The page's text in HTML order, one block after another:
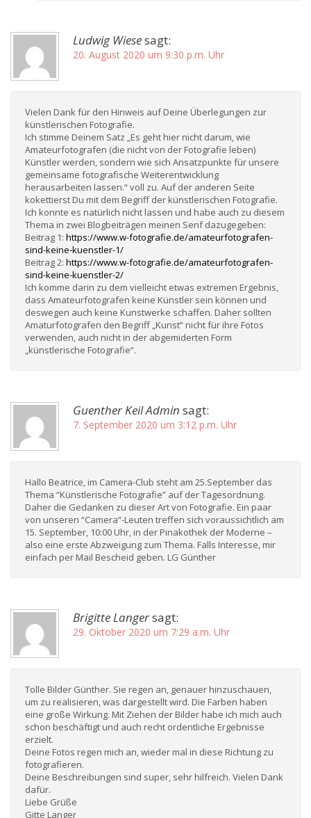
Ludwig Wiesesagt:
20. August 2020 um 9:30 p.m. Uhr
Vielen Dank für den Hinweis auf Deine Überlegungen zur
künstlerischen Fotografie.
Ich stimme Deinem Satz „Es geht hier nicht darum, wie
Amateurfotografen (die nicht von der Fotografie leben)
Künstler werden, sondern wie sich Ansatzpunkte für unsere
gemeinsame fotografische Weiterentwicklung
herausarbeiten lassen.“ voll zu. Auf der anderen Seite
kokettierst Du mit dem Begriff der künstlerischen Fotografie.
Ich konnte es natürlich nicht lassen und habe auch zu diesem
Thema in zwei Blogbeiträgen meinen Senf dazugegeben:
Beitrag 1: https://www.w-fotografie.de/amateurfotografen-
sind-keine-kuenstler-1/
Beitrag 2: https://www.w-fotografie.de/amateurfotografen-
sind-keine-kuenstler-2/
Ich komme darin zu dem vielleicht etwas extremen Ergebnis,
dass Amateurfotografen keine Künstler sein können und
deswegen auch keine Kunstwerke schaffen. Daher sollten
Amaturfotografen den Begriff „Kunst“ nicht für ihre Fotos
verwenden, auch nicht in der abgemiderten Form
„künstlerische Fotografie“.
Guenther Keil Admin sagt:
7. September 2020 um 3:12 p.m. Uhr
Hallo Beatrice, im Camera-Club steht am 25.September das
Thema “Künstlerische Fotografie” auf der Tagesordnung.
Daher die Gedanken zu dieser Art von Fotografie. Ein paar
von unseren “Camera”-Leuten treffen sich voraussichtlich am
15. September, 10:00 Uhr, in der Pinakothek der Moderne –
also eine erste Abzweigung zum Thema. Falls Interesse, mir
einfach per Mail Bescheid geben. LG Günther
Brigitte Langersagt:
29. Oktober 2020 um 7:29 a.m. Uhr
Tolle Bilder Günther. Sie regen an, genauer hinzuschauen,
um zu realisieren, was dargestellt wird. Die Farben haben
eine große Wirkung. Mit Ziehen der Bilder habe ich mich auch
schon beschäftigt und auch recht ordentliche Ergebnisse
erzielt.
Deine Fotos regen mich an, wieder mal in diese Richtung zu
fotografieren.
Deine Beschreibungen sind super, sehr hilfreich. Vielen Dank
dafür.
Liebe Grüße
Gitte Langer